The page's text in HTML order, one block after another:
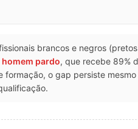
brancos e negros
homem pardo, que recebe 89%
o gap persiste